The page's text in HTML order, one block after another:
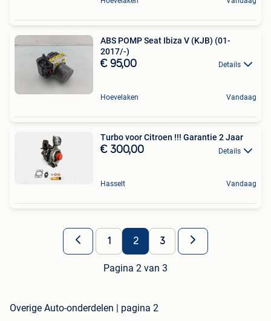
ABS POMP Seat Ibiza V (KJB) (01-
2017/-)
€ 95,00 Details
Hoevelaken Vandaag
Turbo voor Citroen !!! Garantie 2 Jaar
€ 300,00 Details
Hasselt Vandaag
1 2 3
Pagina 2 van 3
Overige Auto-onderdelen | pagina 2